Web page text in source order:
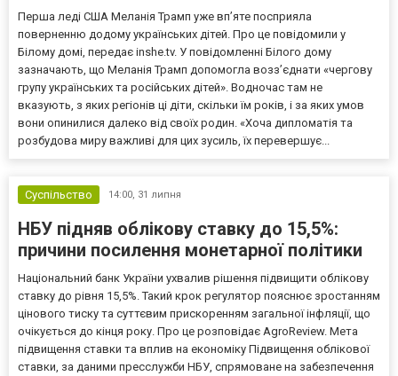
Перша леді США Меланія Трамп уже впʼяте посприяла
поверненню додому українських дітей. Про це повідомили у
Білому домі, передає inshe.tv. У повідомленні Білого дому
зазначають, що Меланія Трамп допомогла возз’єднати «чергову
групу українських та російських дітей». Водночас там не
вказують, з яких регіонів ці діти, скільки їм років, і за яких умов
вони опинилися далеко від своїх родин. «Хоча дипломатія та
розбудова миру важливі для цих зусиль, їх перевершує...
Суспільство 14:00, 31 липня
НБУ підняв облікову ставку до 15,5%:
причини посилення монетарної політики
Національний банк України ухвалив рішення підвищити облікову
ставку до рівня 15,5%. Такий крок регулятор пояснює зростанням
цінового тиску та суттєвим прискоренням загальної інфляції, що
очікується до кінця року. Про це розповідає AgroReview. Мета
підвищення ставки та вплив на економіку Підвищення облікової
ставки, за даними пресслужби НБУ, спрямоване на забезпечення